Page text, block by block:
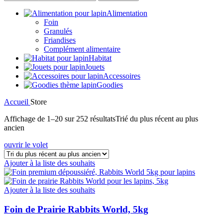
Alimentation
Foin
Granulés
Friandises
Complément alimentaire
Habitat
Jouets
Accessoires
Goodies
Accueil Store
Affichage de 1–20 sur 252 résultatsTrié du plus récent au plus
ancien
ouvrir le volet
Ajouter à la liste des souhaits
Ajouter à la liste des souhaits
Foin de Prairie Rabbits World, 5kg